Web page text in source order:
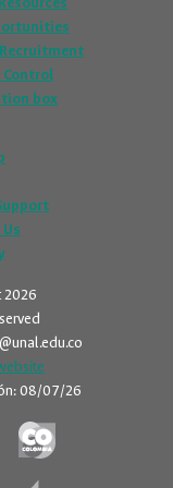
box
2026
08/07/26